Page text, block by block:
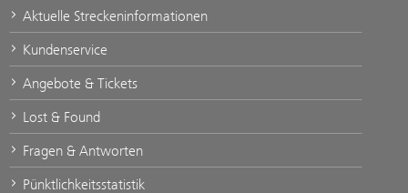
Aktuelle Streckeninformationen
Kundenservice
Angebote & Tickets
Lost & Found
Fragen & Antworten
Pünktlichkeitsstatistik